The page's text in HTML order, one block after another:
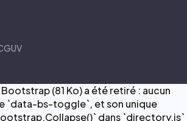
(81 Ko) a été retiré : aucun
`data-bs-toggle`, et son unique
dans `directory.js`